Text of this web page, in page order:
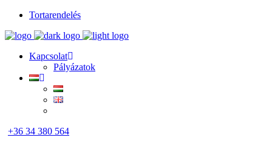
Tortarendelés
Kapcsolat
Pályázatok
+36 34 380 564